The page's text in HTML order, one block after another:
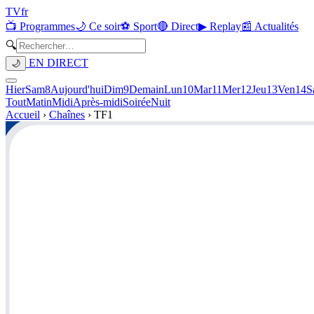
TVfr
📺 Programmes🌙 Ce soir⚽ Sport🔴 Direct▶ Replay📰 Actualités
🔍
🌙 EN DIRECT
HierSam8Aujourd'huiDim9DemainLun10Mar11Mer12Jeu13Ven14
ToutMatinMidiAprès-midiSoiréeNuit
Accueil › Chaînes › TF1